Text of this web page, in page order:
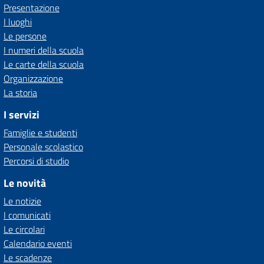
Presentazione
I luoghi
Le persone
I numeri della scuola
Le carte della scuola
Organizzazione
La storia
I servizi
Famiglie e studenti
Personale scolastico
Percorsi di studio
Le novità
Le notizie
I comunicati
Le circolari
Calendario eventi
Le scadenze